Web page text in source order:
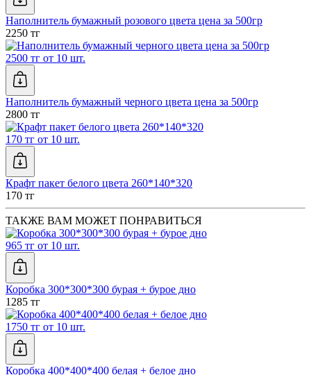
Наполнитель бумажный розового цвета цена за 500гр
2250 тг
2500 тг от 10 шт.
Наполнитель бумажный черного цвета цена за 500гр
2800 тг
170 тг от 10 шт.
Крафт пакет белого цвета 260*140*320
170 тг
ТАКЖЕ ВАМ МОЖЕТ ПОНРАВИТЬСЯ
965 тг от 10 шт.
Коробка 300*300*300 бурая + бурое дно
1285 тг
1750 тг от 10 шт.
Коробка 400*400*400 белая + белое дно